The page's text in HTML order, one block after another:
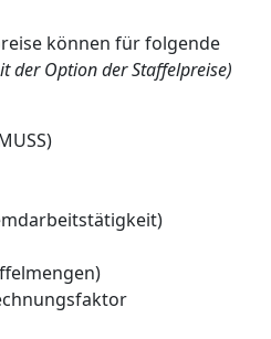
können für folgende
der Option der Staffelpreise)